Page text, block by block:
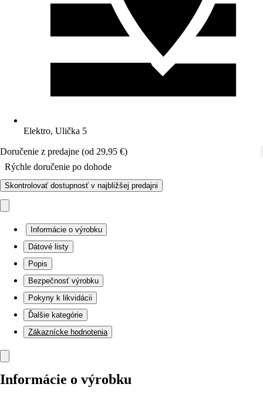
Elektro, Ulička 5
Doručenie z predajne (od 29,95 €)
Rýchle doručenie po dohode
Skontrolovať dostupnosť v najbližšej predajni
Informácie o výrobku
Dátové listy
Popis
Bezpečnosť výrobku
Pokyny k likvidácii
Ďalšie kategórie
Zákaznícke hodnotenia
Informácie o výrobku